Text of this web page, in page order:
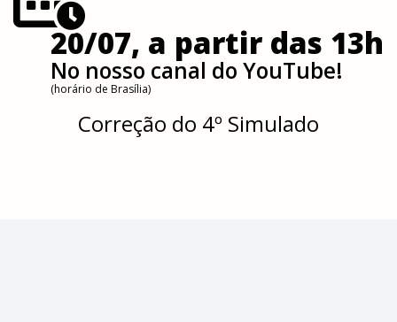
20/07, a partir das 13h
No nosso canal do YouTube!
(horário de Brasília)
Correção do 4º Simulado